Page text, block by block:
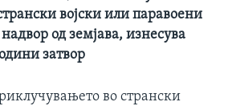
војски или паравоени
од земјава, изнесува
затвор
во странски